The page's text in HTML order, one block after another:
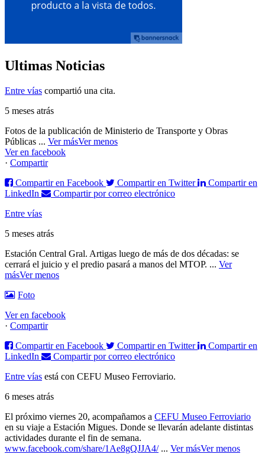
Ultimas Noticias
Entre vías compartió una cita.
5 meses atrás
Fotos de la publicación de Ministerio de Transporte y Obras
Públicas ... Ver másVer menos
Ver en facebook
· Compartir
Compartir en Facebook
Compartir en Twitter
Compartir en
LinkedIn
Compartir por correo electrónico
Entre vías
5 meses atrás
Estación Central Gral. Artigas luego de más de dos décadas: se
cerrará el juicio y el predio pasará a manos del MTOP. ... Ver
másVer menos
Foto
Ver en facebook
· Compartir
Compartir en Facebook
Compartir en Twitter
Compartir en
LinkedIn
Compartir por correo electrónico
Entre vías está con CEFU Museo Ferroviario.
6 meses atrás
El próximo viernes 20, acompañamos a CEFU Museo Ferroviario
en su viaje a Estación Migues. Donde se llevarán adelante distintas
actividades durante el fin de semana.
www.facebook.com/share/1Ae8gQJJA4/ ... Ver másVer menos